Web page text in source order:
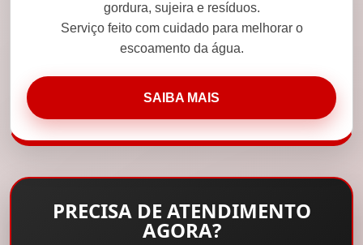
gordura, sujeira e resíduos.
Serviço feito com cuidado para melhorar o
escoamento da água.
SAIBA MAIS
PRECISA DE ATENDIMENTO
AGORA?